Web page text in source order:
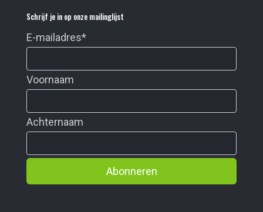
Schrijf je in op onze mailinglijst
E-mailadres*
Voornaam
Achternaam
Abonneren